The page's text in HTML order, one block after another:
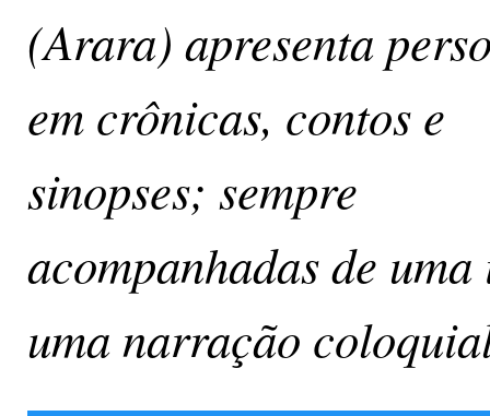
(Arara) apresenta
em crônicas, contos e
sinopses; sempre
acompanhadas de
uma narração